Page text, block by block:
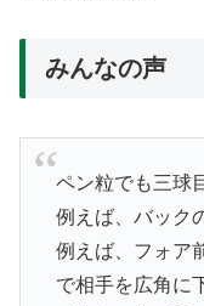
みんなの声
ペン粒でも三球
例えば、バック
例えば、フォア
で相手を広角に